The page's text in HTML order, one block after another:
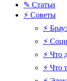
✎ Статьи
⚡ Советы
⚡
⚡
⚡ Что
⚡ Что